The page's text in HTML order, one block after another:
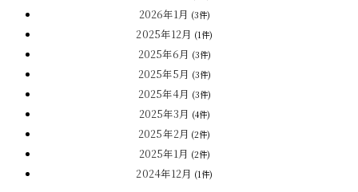
2026年1月 (3件)
2025年12月 (1件)
2025年6月 (3件)
2025年5月 (3件)
2025年4月 (3件)
2025年3月 (4件)
2025年2月 (2件)
2025年1月 (2件)
2024年12月 (1件)